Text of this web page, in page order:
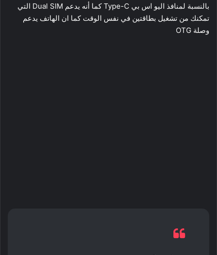
بالنسبة لمنافذ اليو اس بي Type-C كما أنه يدعم Dual SIM التي
تمكنك من تشغيل بطاقتين في نفس الوقت كما ان الهاتف يدعم
وصلة OTG